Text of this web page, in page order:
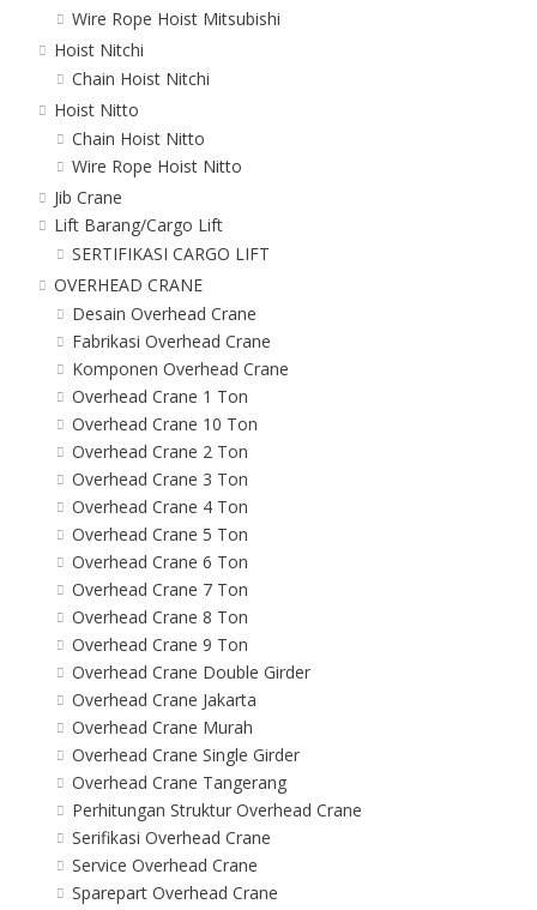
Wire Rope Hoist Mitsubishi
Hoist Nitchi
Chain Hoist Nitchi
Hoist Nitto
Chain Hoist Nitto
Wire Rope Hoist Nitto
Jib Crane
Lift Barang/Cargo Lift
SERTIFIKASI CARGO LIFT
OVERHEAD CRANE
Desain Overhead Crane
Fabrikasi Overhead Crane
Komponen Overhead Crane
Overhead Crane 1 Ton
Overhead Crane 10 Ton
Overhead Crane 2 Ton
Overhead Crane 3 Ton
Overhead Crane 4 Ton
Overhead Crane 5 Ton
Overhead Crane 6 Ton
Overhead Crane 7 Ton
Overhead Crane 8 Ton
Overhead Crane 9 Ton
Overhead Crane Double Girder
Overhead Crane Jakarta
Overhead Crane Murah
Overhead Crane Single Girder
Overhead Crane Tangerang
Perhitungan Struktur Overhead Crane
Serifikasi Overhead Crane
Service Overhead Crane
Sparepart Overhead Crane